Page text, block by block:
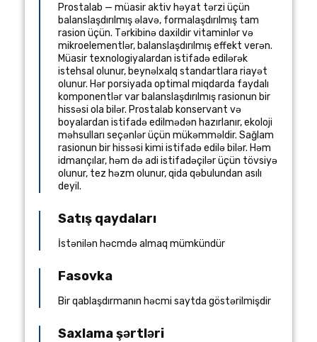
Prostalab — müasir aktiv həyat tərzi üçün
balanslaşdırılmış əlavə, formalaşdırılmış tam
rasion üçün. Tərkibinə daxildir vitaminlər və
mikroelementlər, balanslaşdırılmış effekt verən.
Müasir texnologiyalardan istifadə edilərək
istehsal olunur, beynəlxalq standartlara riayət
olunur. Hər porsiyada optimal miqdarda faydalı
komponentlər var balanslaşdırılmış rasionun bir
hissəsi ola bilər. Prostalab konservant və
boyalardan istifadə edilmədən hazırlanır, ekoloji
məhsulları seçənlər üçün mükəmməldir. Sağlam
rasionun bir hissəsi kimi istifadə edilə bilər. Həm
idmançılar, həm də adi istifadəçilər üçün tövsiyə
olunur, tez həzm olunur, qida qəbulundan asılı
deyil.
Satış qaydaları
İstənilən həcmdə almaq mümkündür
Fasovka
Bir qablaşdırmanın həcmi saytda göstərilmişdir
Saxlama şərtləri